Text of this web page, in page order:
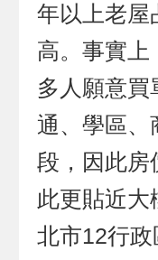
年以上老屋
高。事實上
多人願意買
通、學區、
段，因此房
此更貼近大
北市12行